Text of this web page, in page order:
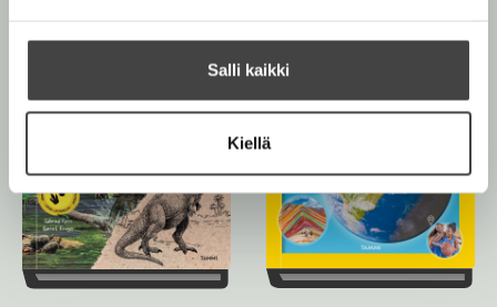
Salli kaikki
Kiellä
k
a
u
t
e
e
n